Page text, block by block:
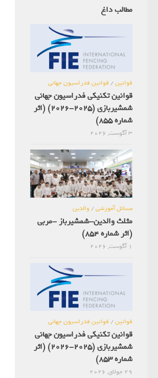
مطالب داغ
قوانین/ قوانین فدراسیون جهانی
قوانین تکنیکی فدراسیون جهانی
شمشیربازی (2025-2026) (اثر
شماره 855)
3 آگوست, 2026
مسائل آموزشی/ والدین
مثلث والدین-شمشیرباز -مربی
(اثر شماره 854)
1 آگوست, 2026
قوانین/ قوانین فدراسیون جهانی
قوانین تکنیکی فدراسیون جهانی
شمشیربازی (2025-2026) (اثر
شماره 853)
29 جولای, 2026